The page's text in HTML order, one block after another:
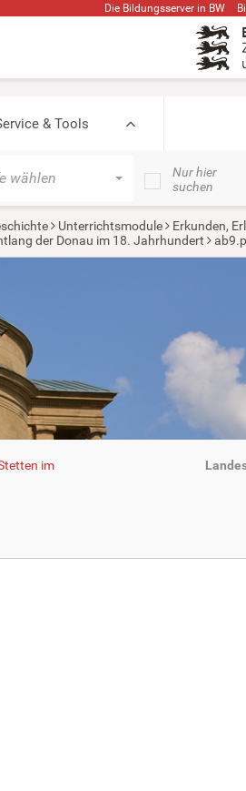
Die Bildungsserver in BW
& Tools
wählen
Nur hier
suchen
Unterrichtsmodule
Erkunden,
der Donau im 18. Jahrhundert
im